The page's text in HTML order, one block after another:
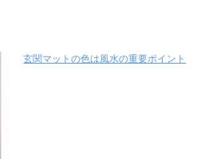
玄関マットの色は風水の重要ポイント